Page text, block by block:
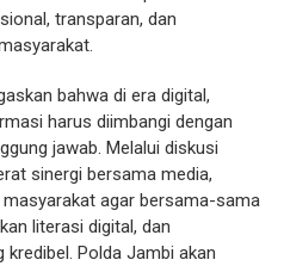
transparan, dan
bahwa di era digital,
harus diimbangi dengan
jawab. Melalui diskusi
sinergi bersama media,
agar bersama-sama
literasi digital, dan
Polda Jambi akan